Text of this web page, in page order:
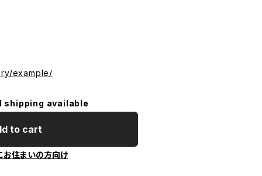
example/
shipping available
to cart
お住まいの方向け